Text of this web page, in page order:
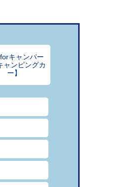
KTV forキャンパー
ャンピングカ
ー】